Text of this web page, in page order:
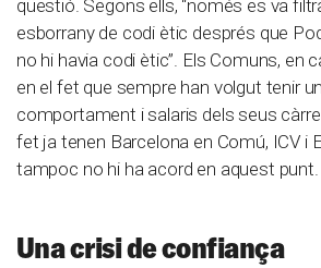
qüestió. Segons ells, “només es va
esborrany de codi ètic després que
no hi havia codi ètic”. Els Comuns, en
en el fet que sempre han volgut tenir
comportament i salaris dels seus
fet ja tenen Barcelona en Comú, ICV i
tampoc no hi ha acord en aquest punt.
Una crisi de confiança